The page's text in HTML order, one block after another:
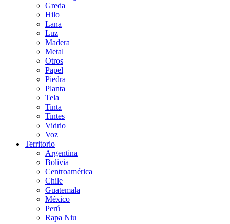
Greda
Hilo
Lana
Luz
Madera
Metal
Otros
Papel
Piedra
Planta
Tela
Tinta
Tintes
Vidrio
Voz
Territorio
Argentina
Bolivia
Centroamérica
Chile
Guatemala
México
Perú
Rapa Niu